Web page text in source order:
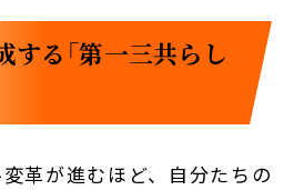
する「第一三共らし
変革が進むほど、自分たちの